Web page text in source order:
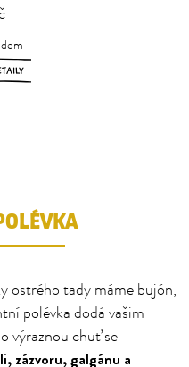
ostrého tady máme bujón,
polévka dodá vašim
výraznou chuť se
zázvoru, galgánu a